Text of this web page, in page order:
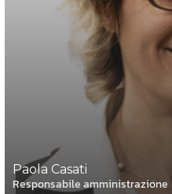
Paola Casati
Responsabile amministrazione